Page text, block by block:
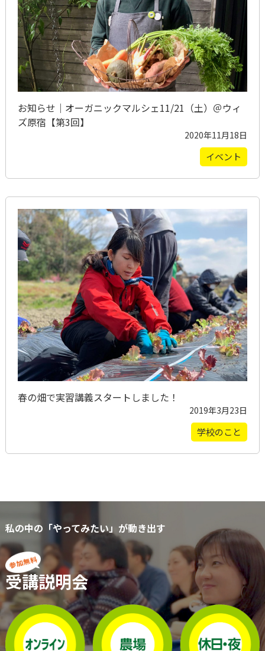
お知らせ｜オーガニックマルシェ11/21（土）＠ウィ
ズ原宿【第3回】
2020年11月18日
イベント
春の畑で実習講義スタートしました！
2019年3月23日
学校のこと
私の中の「やってみたい」が動き出す
受講説明会